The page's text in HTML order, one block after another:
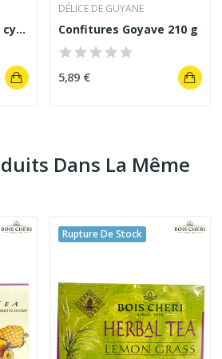
Confitures prune de cythère 210 g
DÉLICE DE GUYANE
Confitures Goyave 210 g
5,89 €
Dans La Même
Rupture De Stock